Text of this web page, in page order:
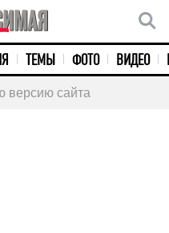
ТЕМЫ ФОТО ВИДЕО
версию сайта